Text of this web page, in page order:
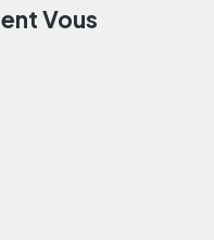
Vous